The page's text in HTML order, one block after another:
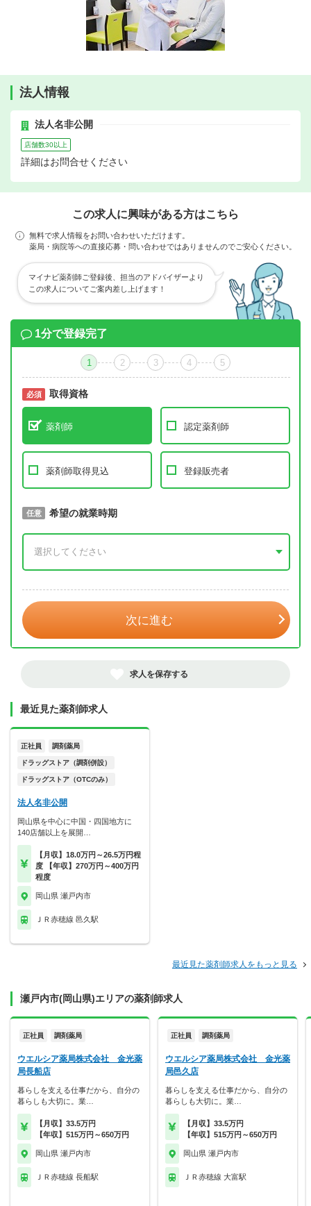
法人情報
法人名非公開
店舗数30以上
詳細はお問合せください
この求人に興味がある方はこちら
無料で求人情報をお問い合わせいただけます。
薬局・病院等への直接応募・問い合わせではありませんのでご安心ください。
マイナビ薬剤師ご登録後、担当のアドバイザーより
この求人についてご案内差し上げます！
1分で登録完了
1 2 3 4 5
必須 取得資格
薬剤師 認定薬剤師
薬剤師取得見込 登録販売者
必須 取得予定年
任意 希望の就業時期
次に進む
求人を保存する
最近見た薬剤師求人
正社員 調剤薬局
ドラッグストア（調剤併設）
ドラッグストア（OTCのみ）
法人名非公開
岡山県を中心に中国・四国地方に
140店舗以上を展開…
【月収】18.0万円～26.5万円程
度 【年収】270万円～400万円
程度
岡山県 瀬戸内市
ＪＲ赤穂線 邑久駅
最近見た薬剤師求人をもっと見る
瀬戸内市(岡山県)エリアの薬剤師求人
正社員 調剤薬局
ウエルシア薬局株式会社 金光薬
局長船店
暮らしを支える仕事だから、自分の
暮らしも大切に。業…
【月収】33.5万円
【年収】515万円～650万円
岡山県 瀬戸内市
ＪＲ赤穂線 長船駅
正社員 調剤薬局
ウエルシア薬局株式会社 金光薬
局邑久店
暮らしを支える仕事だから、自分の
暮らしも大切に。業…
【月収】33.5万円
【年収】515万円～650万円
岡山県 瀬戸内市
ＪＲ赤穂線 大富駅